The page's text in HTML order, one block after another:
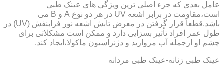
عامل بعدی که جزء اصلی ترین ویژگی های عینک طبی
است،مقاومت در برابر اشعه UV در هر دو نوع A و B می
باشد.قطعاً قرار گرفتن در معرض تابش اشعه نور فرابنفش (UV) در
طول عمر افراد تأثیر بسزایی دارد و ممکن است مشکلاتی برای
چشم او ازجمله آب مروارید و دژنراسیون ماکولا،ایجاد کند.
عینک طبی زنانه-عینک طبی مردانه